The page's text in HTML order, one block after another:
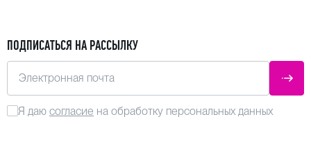
ПОДПИСАТЬСЯ НА РАССЫЛКУ
Электронная почта
Я даю согласие на обработку персональных данных